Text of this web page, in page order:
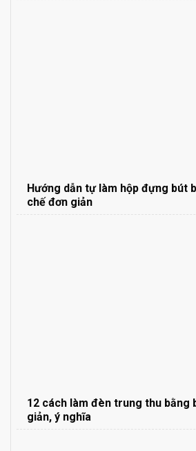
Hướng dẫn tự làm hộp đựng bút
chế đơn giản
12 cách làm đèn trung thu bằng
giản, ý nghĩa